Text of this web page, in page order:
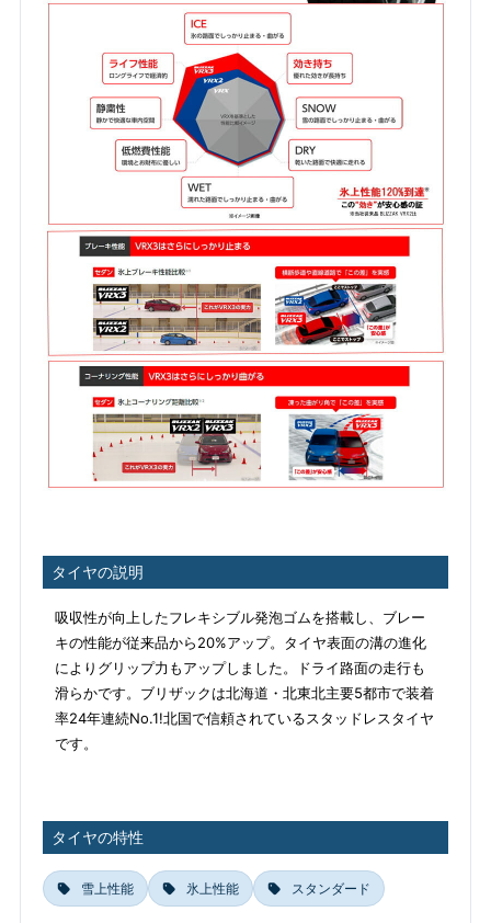
タイヤの説明
吸収性が向上したフレキシブル発泡ゴムを搭載し、ブレー
キの性能が従来品から20%アップ。タイヤ表面の溝の進化
によりグリップ力もアップしました。ドライ路面の走行も
滑らかです。ブリザックは北海道・北東北主要5都市で装着
率24年連続No.1!北国で信頼されているスタッドレスタイヤ
です。
タイヤの特性
雪上性能 氷上性能 スタンダード